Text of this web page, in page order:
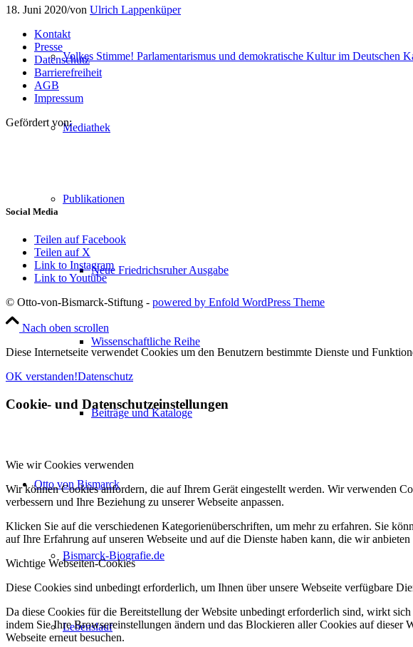
Volkes Stimme! Parlamentarismus und demokratische Kultur im Deutschen
Mediathek
Publikationen
Neue Friedrichsruher Ausgabe
Wissenschaftliche Reihe
Beiträge und Kataloge
Otto von Bismarck
Bismarck-Biografie.de
Lebenslauf
18. Juni 2020/von Ulrich Lappenküper
Kontakt
Presse
Datenschutz
Barrierefreiheit
AGB
Impressum
Gefördert von:
Social Media
Teilen auf Facebook
Teilen auf X
Link to Instagram
Link to Youtube
© Otto-von-Bismarck-Stiftung - powered by Enfold WordPress Theme
Nach oben scrollen
Diese Internetseite verwendet Cookies um den Benutzern bestimmte Dienste und
OK verstanden!Datenschutz
Cookie- und Datenschutzeinstellungen
Wie wir Cookies verwenden
Wir können Cookies anfordern, die auf Ihrem Gerät eingestellt werden. Wir verwenden
verbessern und Ihre Beziehung zu unserer Webseite anpassen.
Klicken Sie auf die verschiedenen Kategorienüberschriften, um mehr zu erfahren. Sie
auf Ihre Erfahrung auf unseren Webseite und auf die Dienste haben kann, die wir anbieten
Wichtige Webseiten-Cookies
Diese Cookies sind unbedingt erforderlich, um Ihnen über unsere Webseite verfügbare
Da diese Cookies für die Bereitstellung der Website unbedingt erforderlich sind, wirkt
indem Sie Ihre Browsereinstellungen ändern und das Blockieren aller Cookies auf
Webseite erneut besuchen.